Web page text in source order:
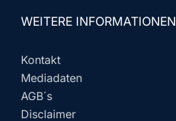
WEITERE INFORMATIONEN
Kontakt
Mediadaten
AGB´s
Disclaimer